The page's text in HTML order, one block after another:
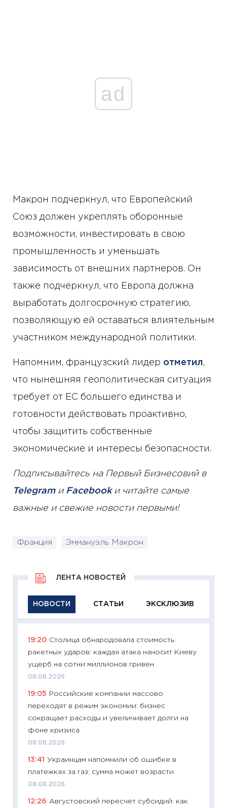
ad
Макрон подчеркнул, что Европейский
Союз должен укреплять оборонные
возможности, инвестировать в свою
промышленность и уменьшать
зависимость от внешних партнеров. Он
также подчеркнул, что Европа должна
выработать долгосрочную стратегию,
позволяющую ей оставаться влиятельным
участником международной политики.
Напомним, французский лидер отметил,
что нынешняя геополитическая ситуация
требует от ЕС большего единства и
готовности действовать проактивно,
чтобы защитить собственные
экономические и интересы безопасности.
Подписывайтесь на Первый Бизнесовий в
Telegramи Facebookи читайте самые
важные и свежие новости первыми!
Франция Эммануэль Макрон
НОВОСТИ СТАТЬИ ЭКСКЛЮЗИВ
ЛЕНТА НОВОСТЕЙ
19:20 Столица обнародовала стоимость
ракетных ударов: каждая атака наносит Киеву
ущерб на сотни миллионов гривен
08.08.2026
19:05
Российские компании массово
переходят в режим экономии: бизнес
сокращает расходы и увеличивает долги на
фоне кризиса
08.08.2026
13:41
Украинцам напомнили об ошибке в
платежках за газ: сумма может возрасти
08.08.2026
12:26 Августовский пересчет субсидий: как